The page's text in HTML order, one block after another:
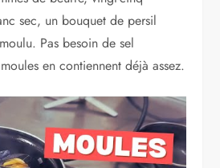
sec, un bouquet de persil
Pas besoin de sel
en contiennent déjà assez.